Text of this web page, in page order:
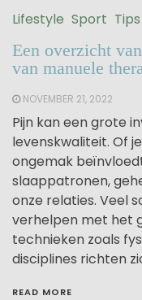
Lifestyle Sport Tips
Een overzicht
van manuele
NOVEMBER 21, 2022
Pijn kan een grote
levenskwaliteit. Of
ongemak
slaappatronen,
onze relaties. Veel
verhelpen met het
technieken zoals
disciplines richten
READ MORE